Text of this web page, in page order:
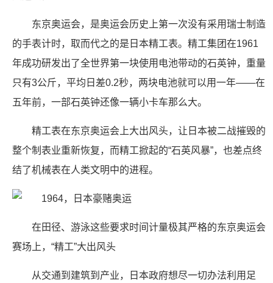
东京奥运会，是奥运会历史上第一次没有采用瑞士制造
的手表计时，取而代之的是日本精工表。精工集团在1961
年成功研发出了全世界第一块使用电池带动的石英钟，重量
只有3公斤，平均日差0.2秒，两块电池就可以用一年——在
五年前，一部石英钟还像一辆小卡车那么大。
精工表在东京奥运会上大出风头，让日本被二战摧毁的
整个制表业重新恢复，而精工掀起的“石英风暴”，也差点终
结了机械表在人类文明中的进程。
在田径、游泳这些要求时间计量极其严格的东京奥运会
赛场上，“精工”大出风头
从交通到建筑到产业，日本政府想尽一切办法利用足